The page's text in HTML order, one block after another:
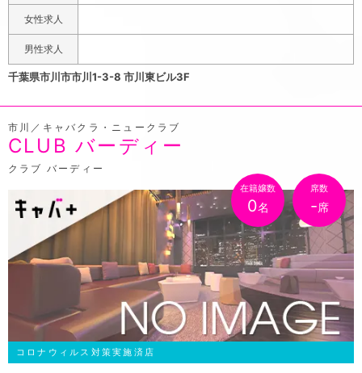
間稼ぎたいとか ・朝起きんの苦手だから夕方から働きた
いなど 全力対応！ 当店のメリット ・朝、昼間からの勤務
だから親バレなどのアリバイ対策しやすい！ ・キャバク
ラとか初めての未経験からの勤務でも大丈夫です！！ 優
みたいにギスギスしてなくアットホームなお店です！ お
客様も常連のお客様が多いので すぐに慣れやすい環境で
すよー！ ・夜キャバあるあるの強制同伴指名日とか強制
指名日に、同伴、指名しないとバック無しなどのノルマ無
しなので働きやすいですよー！ ・15年以上続いているお
店なので安心感抜群！！ ・コロナショックで今月お財布
ピンチ・・ などのお悩みも解決します！！ ・写真のよう
なハードルの高さはないので超気軽にお問い合わせくださ
い！ ・貸し出し用のドレス、ヒールなどもあるので手ぶ
らで即日面接体入可能です！ 店舗電話番号 047ー329
ー4780 キャスト求人詳細?https://www.pokepara-
tainew.jp/chiba/m51/a10506/shop2199/ スタッフ
も同時急募中！スタッフ求人詳細?
女性求人
男性求人
千葉県市川市市川1-3-8 市川東ビル3F
市川／キャバクラ・ニュークラブ
CLUB バーディー
クラブ バーディー
在籍嬢数
0名
席数
-席
コロナウィルス対策実施済店